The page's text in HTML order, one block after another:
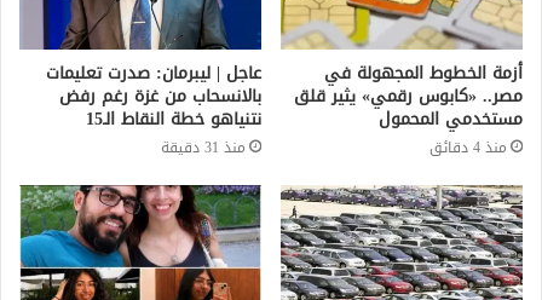
أزمة الخطوط المجهولة في
مصر.. «كابوس رقمي» يثير قلق
مستخدمي المحمول
منذ 4 دقائق
عاجل | ليبرمان: صدرت تعليمات
بالانسحاب من غزة رغم رفض
نتنياهو خطة النقاط الـ15
منذ 31 دقيقة